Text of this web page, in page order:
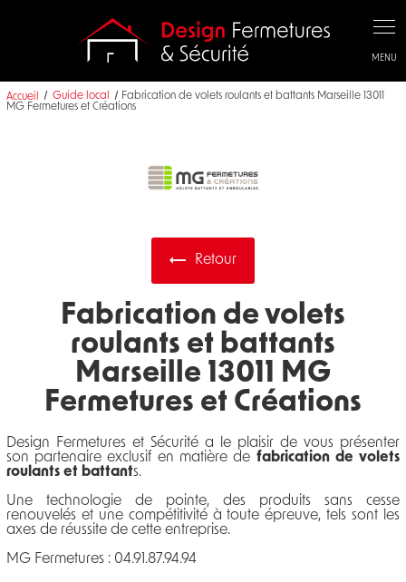
Accueil Guide local
Fabrication de volets roulants et battants Marseille 13011
MG Fermetures et Créations
Retour
Fabrication de volets
roulants et battants
Marseille 13011 MG
Fermetures et Créations
Design Fermetures et Sécurité a le plaisir de vous présenter
son partenaire exclusif en matière de fabrication de volets
roulants et battants.
Une technologie de pointe, des produits sans cesse
renouvelés et une compétitivité à toute épreuve, tels sont les
axes de réussite de cette entreprise.
MG Fermetures : 04.91.87.94.94